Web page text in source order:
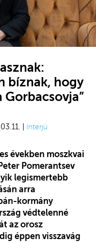
bíznak, hogy
Gorbacsovja”
| Interjú
években moszkvai
Pomerantsev
legismertebb
arra
kormány
védtelenné
az orosz
éppen visszavág